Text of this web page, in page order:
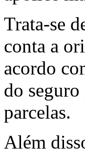
Trata-se
conta a
acordo
do
parcelas.
Além